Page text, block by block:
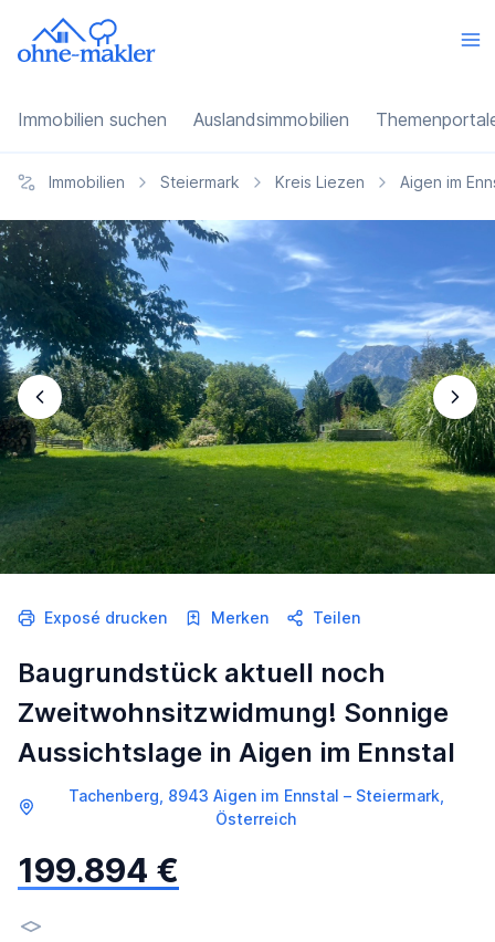
Immobilien suchen Auslandsimmobilien
Immobilien Steiermark Kreis Liezen Aigen im
Exposé drucken Merken Teilen
Baugrundstück aktuell noch
Zweitwohnsitzwidmung! Sonnige
Aussichtslage in Aigen im Ennstal
Tachenberg, 8943 Aigen im Ennstal – Steiermark,
Österreich
199.894 €